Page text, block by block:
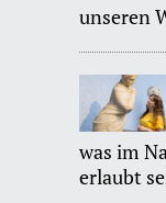
unseren
was im
erlaubt